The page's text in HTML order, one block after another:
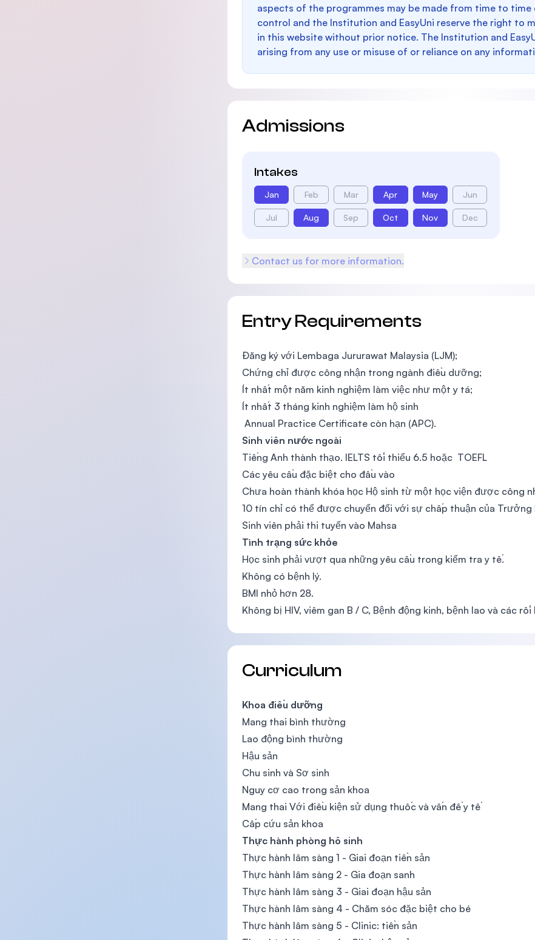
aspects of the programmes may be made from time to
control and the Institution and EasyUni reserve the right to
in this website without prior notice. The Institution and
arising from any use or misuse of or reliance on any
Admissions
Intakes
Jan Feb Mar Apr May Jun
Jul Aug Sep Oct Nov Dec
Contact us for more information.
Entry Requirements
Đăng ký với Lembaga Jururawat Malaysia (LJM);
Chứng chỉ được công nhận trong ngành điều dưỡng;
Ít nhất một năm kinh nghiệm làm việc như một y tá;
Ít nhất 3 tháng kinh nghiệm làm hộ sinh
Annual Practice Certificate còn hạn (APC).
Sinh viên nước ngoài
Tiếng Anh thành thạo. IELTS tối thiểu 6.5 hoặc TOEFL
Các yêu cầu đặc biệt cho đầu vào
Chưa hoàn thành khóa học Hộ sinh từ một học viện được công
10 tín chỉ có thể được chuyển đổi với sự chấp thuận của Trưởng
Sinh viên phải thi tuyển vào Mahsa
Tình trạng sức khỏe
Học sinh phải vượt qua những yêu cầu trong kiểm tra y tế.
Không có bệnh lý.
BMI nhỏ hơn 28.
Không bị HIV, viêm gan B / C, Bệnh động kinh, bệnh lao và các
Curriculum
Khoa điều dưỡng
Mang thai bình thường
Lao động bình thường
Hậu sản
Chu sinh và Sơ sinh
Nguy cơ cao trong sản khoa
Mang thai Với điều kiện sử dụng thuốc và vấn đề y tế
Cấp cứu sản khoa
Thực hành phòng hô sinh
Thực hành lâm sàng 1 - Giai đoạn tiền sản
Thực hành lâm sàng 2 - Gia đoạn sanh
Thực hành lâm sàng 3 - Giai đoạn hậu sản
Thực hành lâm sàng 4 - Chăm sóc đặc biệt cho bé
Thực hành lâm sàng 5 - Clinic: tiền sản